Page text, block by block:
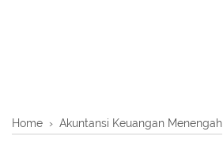
Home › Akuntansi Keuangan Menengah